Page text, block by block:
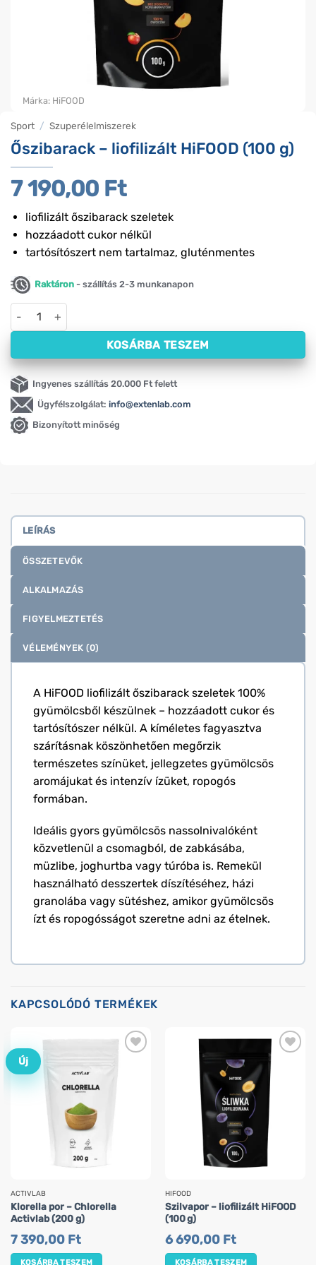
Sport / Szuperélelmiszerek
Őszibarack – liofilizált HiFOOD (100 g)
7 190,00 Ft
liofilizált őszibarack szeletek
hozzáadott cukor nélkül
tartósítószert nem tartalmaz, gluténmentes
Raktáron - szállítás 2-3 munkanapon
Őszibarack - liofilizált HiFOOD (100 g) mennyiség
KOSÁRBA TESZEM
Ingyenes szállítás 20.000 Ft felett
Ügyfélszolgálat: info@extenlab.com
Bizonyított minőség
Márka: HiFOOD
LEÍRÁS
ÖSSZETEVŐK
ALKALMAZÁS
FIGYELMEZTETÉS
VÉLEMÉNYEK (0)
A HiFOOD liofilizált őszibarack szeletek 100%
gyümölcsből készülnek – hozzáadott cukor és
tartósítószer nélkül. A kíméletes fagyasztva
szárításnak köszönhetően megőrzik
természetes színüket, jellegzetes gyümölcsös
aromájukat és intenzív ízüket, ropogós
formában.
Ideális gyors gyümölcsös nassolnivalóként
közvetlenül a csomagból, de zabkásába,
müzlibe, joghurtba vagy túróba is. Remekül
használható desszertek díszítéséhez, házi
granolába vagy sütéshez, amikor gyümölcsös
ízt és ropogósságot szeretne adni az ételnek.
KAPCSOLÓDÓ TERMÉKEK
Új
ACTIVLAB
Klorella por – Chlorella
Activlab (200 g)
7 390,00 Ft
KOSÁRBA TESZEM
HIFOOD
Szilvapor – liofilizált HiFOOD
(100 g)
6 690,00 Ft
KOSÁRBA TESZEM